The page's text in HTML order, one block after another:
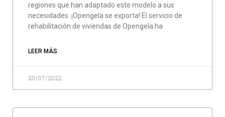
regiones que han adaptado este modelo a sus
necesidades. ¡Opengela se exporta! El servicio de
rehabilitación de viviendas de Opengela ha
LEER MÁS
20/07/2022